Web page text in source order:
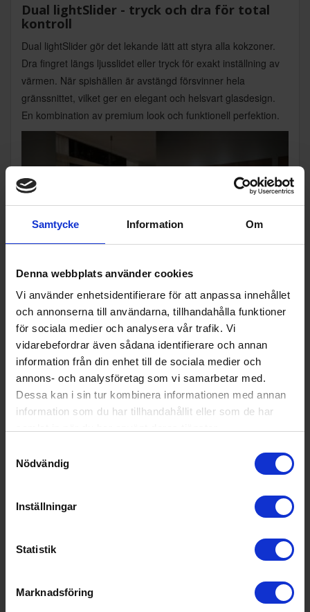
Samtycke Information Om
Denna webbplats använder cookies
Vi använder enhetsidentifierare för att anpassa innehållet
och annonserna till användarna, tillhandahålla funktioner
för sociala medier och analysera vår trafik. Vi
vidarebefordrar även sådana identifierare och annan
information från din enhet till de sociala medier och
annons- och analysföretag som vi samarbetar med.
Dessa kan i sin tur kombinera informationen med annan
information som du har tillhandahållit eller som de har
Nödvändig
Inställningar
Statistik
Marknadsföring
Dual lightSlider - tryck och dra för total
kontroll
Dual lightSlider gör det lekande lätt att styra alla kokzoner.
Dra fingret längs ljusslidet eller tryck för exakt inställning av
värmen. När spishällen är avstängd försvinner hela
gränssnittet, vilket ger en elegant och helsvart glasdesign.
En kombination av premium look och funktionell perfektion.
Home Connect - integrera hällen i ditt
smarta kök
Med Wi-Fi-anslutning och Home Connect får du full kontroll
över spishällen via appen. Du kan följa status, få notiser, ta
matlagningen smidigare och vardagen bekvämare.